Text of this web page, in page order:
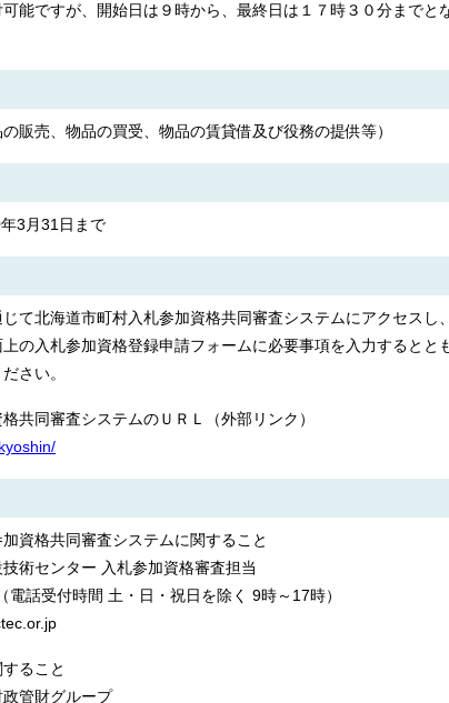
能ですが、開始日は９時から、最終日は１７時３０分までと
販売、物品の買受、物品の賃貸借及び役務の提供等）
3月31日まで
て北海道市町村入札参加資格共同審査システムにアクセスし、
の入札参加資格登録申請フォームに必要事項を入力するとと
さい。
共同審査システムのＵＲＬ（外部リンク）
加資格共同審査システムに関すること
センター 入札参加資格審査担当
受付時間 土・日・祝日を除く 9時～17時）
ること
財グループ